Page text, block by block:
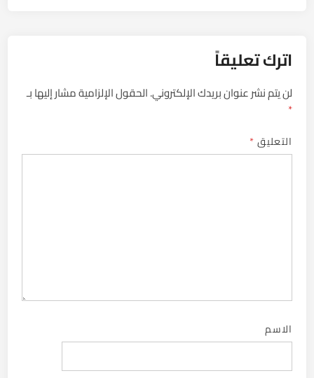
اترك تعليقاً
لن يتم نشر عنوان بريدك الإلكتروني.الحقول الإلزامية مشار إليها بـ
*
التعليق*
الاسم